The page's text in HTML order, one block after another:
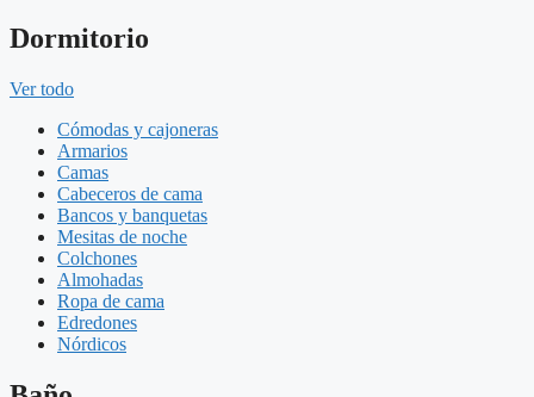
Dormitorio
Ver todo
Cómodas y cajoneras
Armarios
Camas
Cabeceros de cama
Bancos y banquetas
Mesitas de noche
Colchones
Almohadas
Ropa de cama
Edredones
Nórdicos